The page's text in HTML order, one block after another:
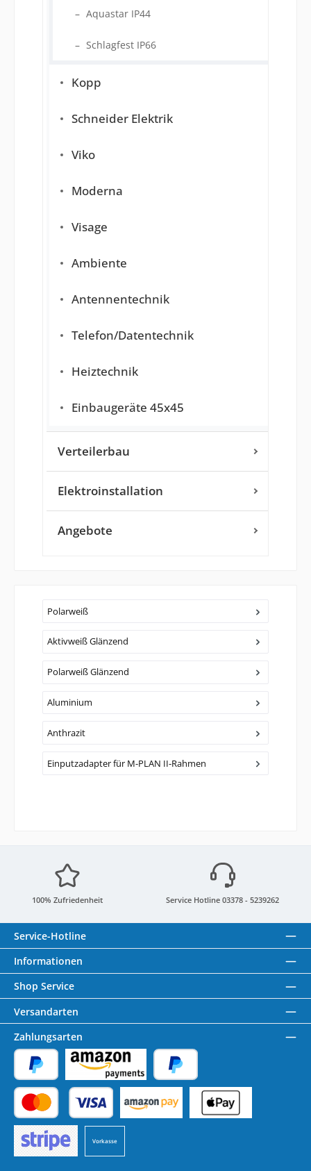
Aquastar IP44
Schlagfest IP66
Kopp
Schneider Elektrik
Viko
Moderna
Visage
Ambiente
Antennentechnik
Telefon/Datentechnik
Heiztechnik
Einbaugeräte 45x45
Verteilerbau
Elektroinstallation
Angebote
Polarweiß
Aktivweiß Glänzend
Polarweiß Glänzend
Aluminium
Anthrazit
Einputzadapter für M-PLAN II-Rahmen
100% Zufriedenheit Service Hotline 03378 - 5239262
Service-Hotline
Informationen
Shop Service
Versandarten
Zahlungsarten
PayPal Amazon Pay Später Bezahlen
Kredit- oder Debitkarte
Vorkasse
Benutzerdefiniertes Bild 1